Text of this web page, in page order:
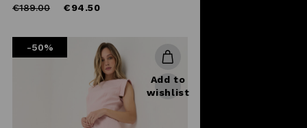
Price
€189.00to €94.50
-50%
Add to
wishlist